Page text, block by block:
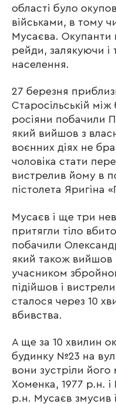
області було
військами, в тому
Мусаєва. Окупанти
рейди, залякуючи і
населення.
27 березня
Старосільській
росіяни побачили
який вийшов з
воєнних діях не
чоловіка стати
вистрелив йому в
пістолета Яригіна
Мусаєв і ще три
притягли тіло
побачили
який також вийшов
учасником
підійшов і
сталося через 10
вбивства.
А ще за 10 хвилин
будинку №23 на
вони зустріли
Хоменка, 1977 р.н. і
р.н. Мусаєв змусив